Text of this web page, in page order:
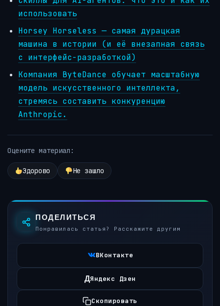
использовать
Horsey Horseless — самая дурацкая
машина в истории (и её внезапная связь
с интерфейс-разработкой)
Компания ByteDance обучает масштабную
модель искусственного интеллекта,
стремясь составить конкуренцию
Anthropic.
Оцените материал:
Здорово Не зашло
ПОДЕЛИТЬСЯ
Понравилась статья? Расскажите другим
ВКонтакте
ДЯндекс Дзен
Скопировать